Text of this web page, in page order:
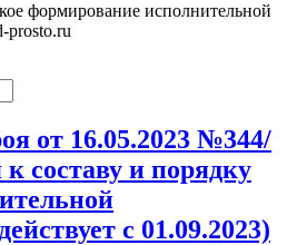
формирование исполнительной
prosto.ru
от 16.05.2023 №344/
составу и порядку
с 01.09.2023)